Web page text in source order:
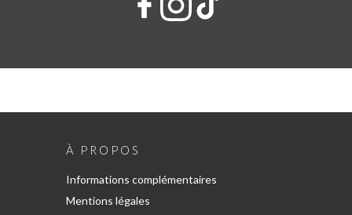
À PROPOS
Informations complémentaires
Mentions légales